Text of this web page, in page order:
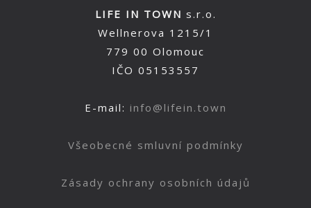
LIFE IN TOWN s.r.o.
Wellnerova 1215/1
779 00 Olomouc
IČO 05153557
E-mail: info@lifein.town
Všeobecné smluvní podmínky
Zásady ochrany osobních údajů